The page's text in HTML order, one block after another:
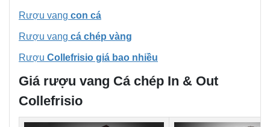
Rượu vang con cá
Rượu vang cá chép vàng
Rượu Collefrisio giá bao nhiều
Giá rượu vang Cá chép In & Out
Collefrisio